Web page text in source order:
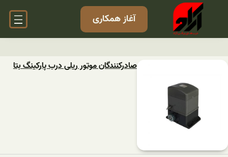
آغاز همکاری
صادرکنندگان موتور ریلی درب پارکینگ بتا